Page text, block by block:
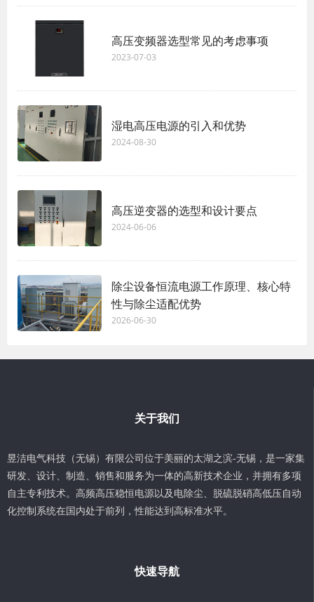
高压变频器选型常见的考虑事项
2023-07-03
湿电高压电源的引入和优势
2024-08-30
高压逆变器的选型和设计要点
2024-06-06
除尘设备恒流电源工作原理、核心特
性与除尘适配优势
2026-06-30
关于我们
昱洁电气科技（无锡）有限公司位于美丽的太湖之滨-无锡，是一家集
研发、设计、制造、销售和服务为一体的高新技术企业，并拥有多项
自主专利技术。高频高压稳恒电源以及电除尘、脱硫脱硝高低压自动
化控制系统在国内处于前列，性能达到高标准水平。
快速导航